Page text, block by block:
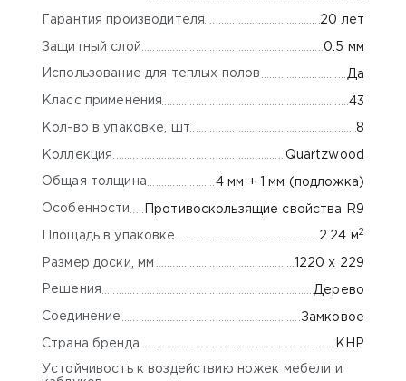
Гарантия производителя 20 лет
Защитный слой 0.5 мм
Использование для теплых полов Да
Класс применения 43
Кол-во в упаковке, шт 8
Коллекция Quartzwood
Общая толщина 4 мм + 1 мм (подложка)
Особенности Противоскользящие свойства R9
Площадь в упаковке 2.24 м 2
Размер доски, мм 1220 х 229
Решения Дерево
Соединение Замковое
Страна бренда КНР
Устойчивость к воздействию ножек мебели и